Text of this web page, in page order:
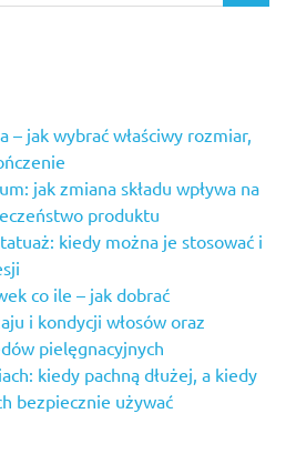
– jak wybrać właściwy rozmiar,
jak zmiana składu wpływa na
produktu
kiedy można je stosować i
co ile – jak dobrać
i kondycji włosów oraz
pielęgnacyjnych
kiedy pachną dłużej, a kiedy
bezpiecznie używać